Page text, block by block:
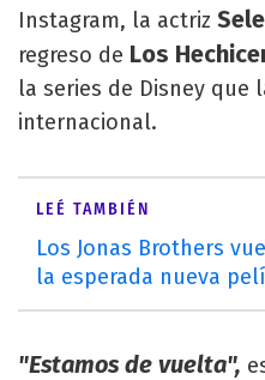
Instagram, la actriz
regreso de Los
la series de Disney que
internacional.
LEÉ TAMBIÉN
Los Jonas Brothers
la esperada nueva
"Estamos de vuelta",